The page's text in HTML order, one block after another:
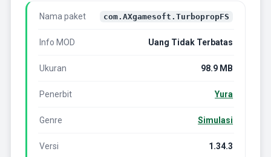
Nama paket com.AXgamesoft.TurbopropFS
Info MOD Uang Tidak Terbatas
Ukuran 98.9 MB
Penerbit Yura
Genre Simulasi
Versi 1.34.3